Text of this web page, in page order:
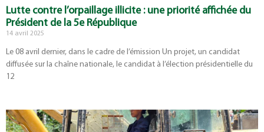
Lutte contre l’orpaillage illicite : une priorité affichée du
Président de la 5e République
14 avril 2025
Le 08 avril dernier, dans le cadre de l’émission Un projet, un candidat
diffusée sur la chaîne nationale, le candidat à l’élection présidentielle du
12